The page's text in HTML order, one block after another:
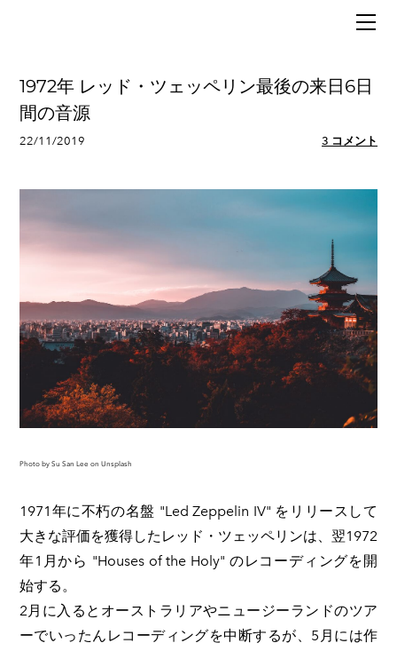
1972年 レッド・ツェッペリン最後の来日6日
間の音源
22/11/2019 3 コメント
Photo by Su San Lee on Unsplash
1971年に不朽の名盤 "Led Zeppelin IV" をリリースして
大きな評価を獲得したレッド・ツェッペリンは、翌1972
年1月から "Houses of the Holy" のレコーディングを開
始する。
2月に入るとオーストラリアやニュージーランドのツア
ーでいったんレコーディングを中断するが、5月には作